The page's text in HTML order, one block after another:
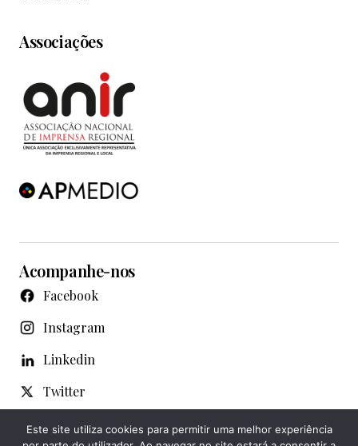
Associações
Acompanhe-nos
Facebook
Instagram
Linkedin
Twitter
WhatsApp
Este site utiliza cookies para permitir uma melhor experiência